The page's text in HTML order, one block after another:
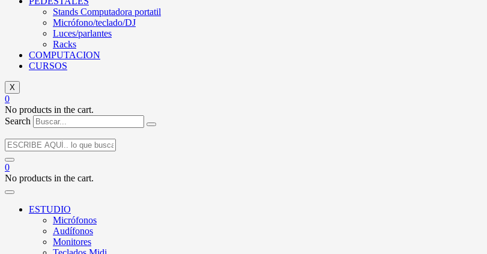
Stands Computadora portatil
Micrófono/teclado/DJ
Luces/parlantes
Racks
COMPUTACION
CURSOS
X
0
No products in the cart.
Search
0
No products in the cart.
ESTUDIO
Micrófonos
Audífonos
Monitores